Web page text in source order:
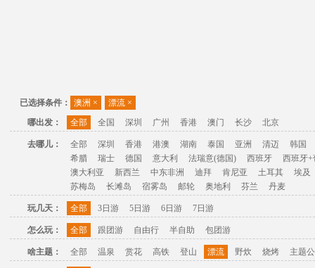
已选择条件： 澳洲 × 漂流 ×
哪出发：
全部 全国 深圳 广州 香港 澳门 长沙 北京
去哪儿： 全部 深圳 香港 港澳 湖南 泰国 亚洲 清迈
韩国
希腊
瑞士 德国 意大利 法瑞意(德国) 西班牙
西班牙+
澳大利亚
新西兰 中东非洲 迪拜 肯尼亚 土耳其
埃及
苏梅岛
长滩岛 宿雾岛 邮轮 奥地利 芬兰 丹麦
玩几天： 全部 3日游 5日游 6日游 7日游
怎么玩： 全部 跟团游 自由行 半自助 包团游
啥主题： 全部 温泉 赏花 高铁 登山 漂流 野炊 烧烤 主题